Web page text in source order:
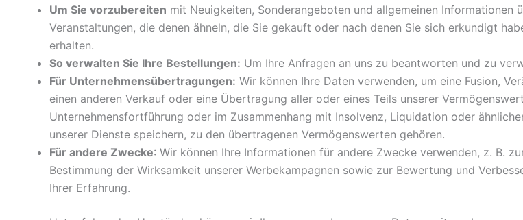
Um Sie vorzubereiten mit Neuigkeiten, Sonderangeboten und allgemeinen Informationen
Veranstaltungen, die denen ähneln, die Sie gekauft oder nach denen Sie sich erkundigt
erhalten.
So verwalten Sie Ihre Bestellungen: Um Ihre Anfragen an uns zu beantworten und zu
Für Unternehmensübertragungen: Wir können Ihre Daten verwenden, um eine Fusion,
einen anderen Verkauf oder eine Übertragung aller oder eines Teils unserer
Unternehmensfortführung oder im Zusammenhang mit Insolvenz, Liquidation oder
unserer Dienste speichern, zu den übertragenen Vermögenswerten gehören.
Für andere Zwecke: Wir können Ihre Informationen für andere Zwecke verwenden, z. B.
Bestimmung der Wirksamkeit unserer Werbekampagnen sowie zur Bewertung und
Ihrer Erfahrung.